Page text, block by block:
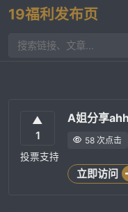
19福利发布页
▲
1
投票支持
A姐分享
58 次点击
立即访问